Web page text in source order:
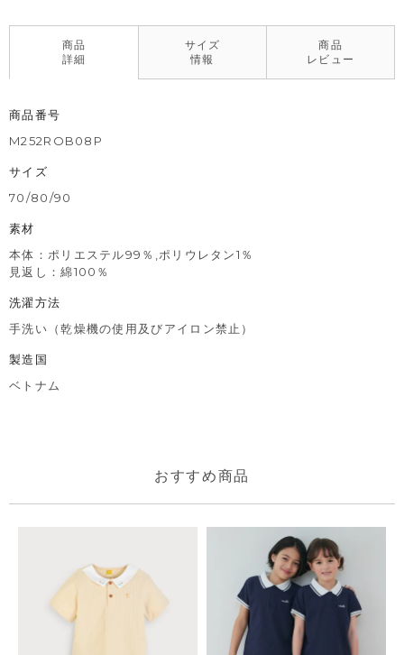
商品
詳細
サイズ
情報
商品
レビュー
商品番号
M252ROB08P
サイズ
70/80/90
素材
本体：ポリエステル99％,ポリウレタン1％
見返し：綿100％
洗濯方法
手洗い（乾燥機の使用及びアイロン禁止）
製造国
ベトナム
おすすめ商品